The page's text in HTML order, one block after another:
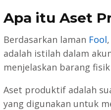
Apa itu Aset
Berdasarkan laman Fool
adalah istilah dalam
menjelaskan barang
Aset produktif adalah
yang digunakan untuk